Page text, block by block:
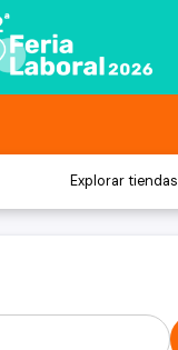
Explorar tiendas